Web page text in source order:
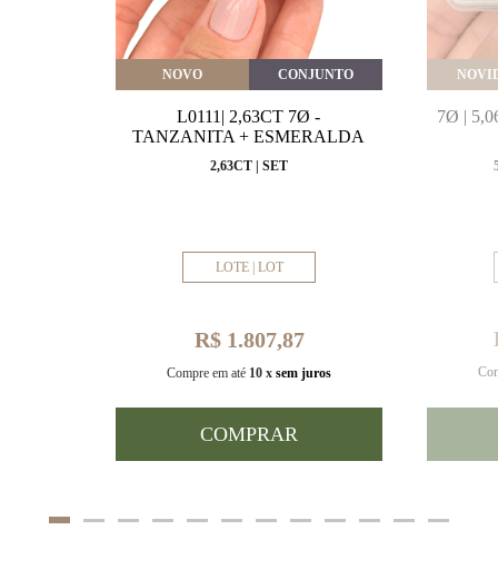
NOVO CONJUNTO
L0111| 2,63CT 7Ø -
TANZANITA + ESMERALDA
2,63CT | SET
LOTE | LOT
R$ 1.807,87
Compre em até 10 x sem juros
COMPRAR
7Ø |